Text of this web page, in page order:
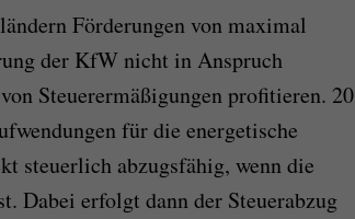
Förderungen von maximal
der KfW nicht in Anspruch
Steuerermäßigungen profitieren. 20
für die energetische
steuerlich abzugsfähig, wenn die
Dabei erfolgt dann der Steuerabzug